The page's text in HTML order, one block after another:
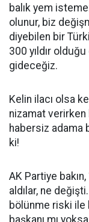
balık yem
olunur, biz
diyebilen bir
300 yıldır
gideceğiz.
Kelin ilacı olsa
nizamat
habersiz adama
ki!
AK Partiye bakın,
aldılar, ne
bölünme riski ile
başkanı mı